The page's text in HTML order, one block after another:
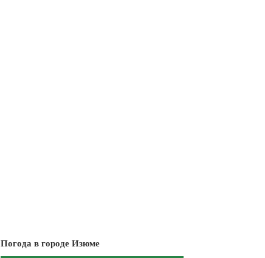
Погода в городе Изюме